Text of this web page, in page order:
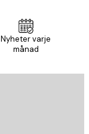
Nyheter varje
månad